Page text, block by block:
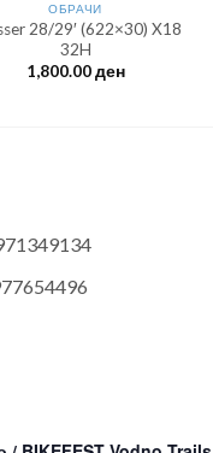
ОБРАЧИ
28/29′ (622×30) X18
32H
1,800.00ден